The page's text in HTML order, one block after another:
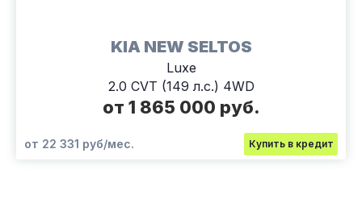
KIA NEW SELTOS
Luxe
2.0 CVT (149 л.с.) 4WD
от 1 865 000 руб.
от 22 331 руб/мес. Купить в кредит